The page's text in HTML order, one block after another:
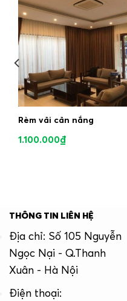
Rèm vải cản nắng
1.100.000₫
THÔNG TIN LIÊN HỆ
Địa chỉ: Số 105 Nguyễn
Ngọc Nại - Q.Thanh
Xuân - Hà Nội
Điện thoại: